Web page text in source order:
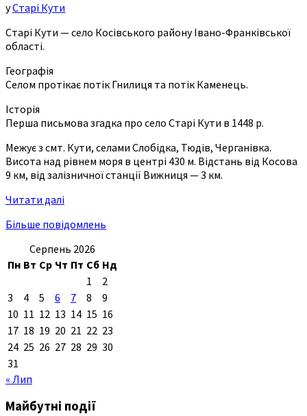
уСтарі Кути
Старі Кути — село Косівського району Івано-Франківської
області.
Географія
Селом протікає потік Гнилиця та потік Каменець.
Історія
Перша письмова згадка про село Старі Кути в 1448 р.
Межує з смт. Кути, селами Слобідка, Тюдів, Черганівка.
Висота над рівнем моря в центрі 430 м. Відстань від Косова
9 км, від залізничної станції Вижниця — 3 км.
Читати далі
Більше повідомлень
Серпень 2026
Пн Вт Ср Чт Пт Сб Нд
1
2
3
4 5 6 7 8
9
10 11 12 13 14 15 16
17 18 19 20 21 22 23
24 25 26 27 28 29 30
31
« Лип
Майбутні події